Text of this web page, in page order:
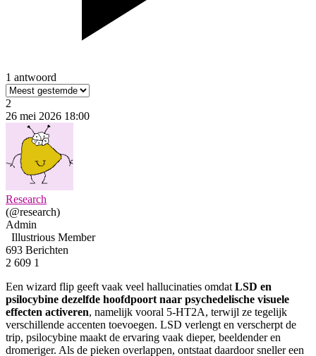
1 antwoord
2
26 mei 2026 18:00
Research
(@research)
Admin
Illustrious Member
693 Berichten
2 609 1
Een wizard flip geeft vaak veel hallucinaties omdat LSD en
psilocybine dezelfde hoofdpoort naar psychedelische visuele
effecten activeren, namelijk vooral 5-HT2A, terwijl ze tegelijk
verschillende accenten toevoegen. LSD verlengt en verscherpt de
trip, psilocybine maakt de ervaring vaak dieper, beeldender en
dromeriger. Als de pieken overlappen, ontstaat daardoor sneller een